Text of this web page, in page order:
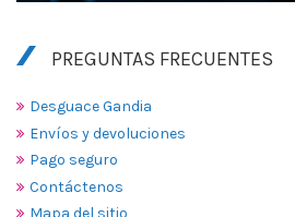
PREGUNTAS FRECUENTES
Desguace Gandia
Envíos y devoluciones
Pago seguro
Contáctenos